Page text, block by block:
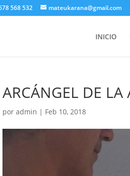
568 532 mateukarana@gmail.com
INICIO
ARCÁNGEL DE
poradmin | Feb 10, 2018